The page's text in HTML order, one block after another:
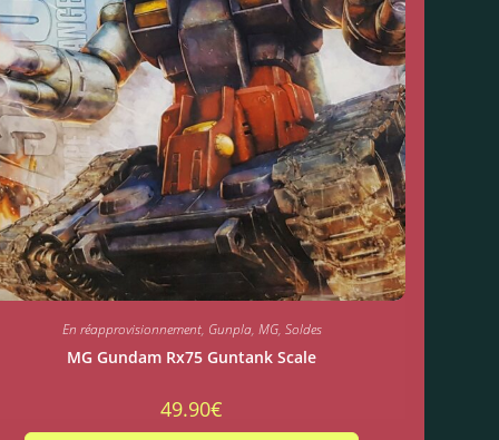
En réapprovisionnement, Gunpla, MG, Soldes
MG Gundam Rx75 Guntank Scale
49.90€